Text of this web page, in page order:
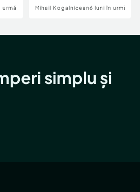
urmă Mihail Kogalniceanu6 luni în urmă
simplu și